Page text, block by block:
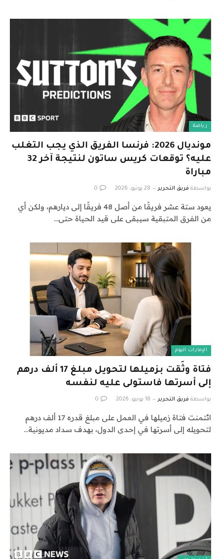
رياضة
مونديال 2026: فرنسا الفريق الذي يجب التغلب
عليه؟ توقعات كريس ساتون لنتيجة آخر 32
مباراة
بواسطة فريق التحرير 28 يونيو، 2026 0
يعود ستة عشر فريقًا من أصل 48 فريقًا إلى ديارهم، ولكن أي
من الفرق المتبقية سيبقى على قيد الحياة حتى…
الإمارات اليوم
فتاة وثَقت بزميلها لتحويل مبلغ 17 ألف درهم
إلى أسرتها فاستولى عليه لنفسه
بواسطة فريق التحرير 18 يونيو، 2026 0
ائتمنت فتاة زميلها في العمل على مبلغ قدره 17 ألف درهم
لتحويله إلى أسرتها في إحدى الدول، بهدف سداد مديونية…